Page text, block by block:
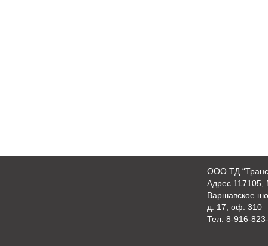
OOO ТД
Адрес 117105,
Варшавское
д. 17, оф. 310
Тел. 8-916-